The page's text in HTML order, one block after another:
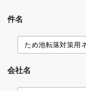
件名
会社名